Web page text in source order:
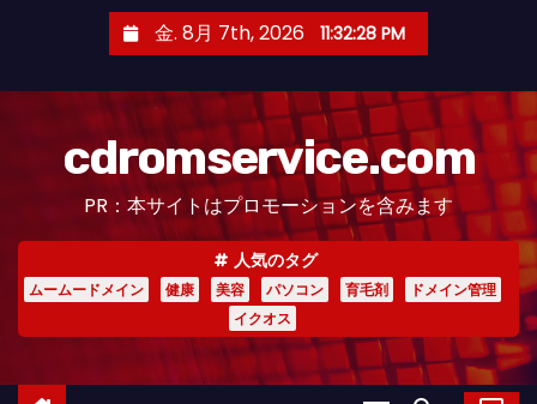
金. 8月 7th, 2026 11:32:30 PM
cdromservice.com
PR：本サイトはプロモーションを含みます
人気のタグ
ムームードメイン 健康 美容 パソコン 育毛剤
ドメイン管理
イクオス